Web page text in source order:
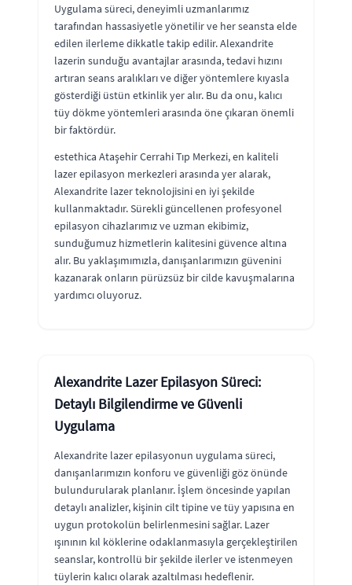
Uygulama süreci, deneyimli uzmanlarımız
tarafından hassasiyetle yönetilir ve her seansta elde
edilen ilerleme dikkatle takip edilir. Alexandrite
lazerin sunduğu avantajlar arasında, tedavi hızını
artıran seans aralıkları ve diğer yöntemlere kıyasla
gösterdiği üstün etkinlik yer alır. Bu da onu, kalıcı
tüy dökme yöntemleri arasında öne çıkaran önemli
bir faktördür.
estethica Ataşehir Cerrahi Tıp Merkezi, en kaliteli
lazer epilasyon merkezleri arasında yer alarak,
Alexandrite lazer teknolojisini en iyi şekilde
kullanmaktadır. Sürekli güncellenen profesyonel
epilasyon cihazlarımız ve uzman ekibimiz,
sunduğumuz hizmetlerin kalitesini güvence altına
alır. Bu yaklaşımımızla, danışanlarımızın güvenini
kazanarak onların pürüzsüz bir cilde kavuşmalarına
yardımcı oluyoruz.
Alexandrite Lazer Epilasyon Süreci:
Detaylı Bilgilendirme ve Güvenli
Uygulama
Alexandrite lazer epilasyonun uygulama süreci,
danışanlarımızın konforu ve güvenliği göz önünde
bulundurularak planlanır. İşlem öncesinde yapılan
detaylı analizler, kişinin cilt tipine ve tüy yapısına en
uygun protokolün belirlenmesini sağlar. Lazer
ışınının kıl köklerine odaklanmasıyla gerçekleştirilen
seanslar, kontrollü bir şekilde ilerler ve istenmeyen
tüylerin kalıcı olarak azaltılması hedeflenir.